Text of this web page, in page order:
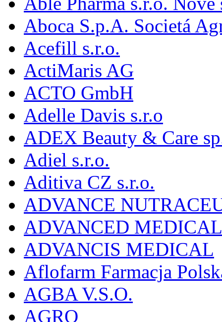
Aboca S.p.A. Societá
Acefill s.r.o.
ActiMaris AG
ACTO GmbH
Adelle Davis s.r.o
ADEX Beauty & Care
Adiel s.r.o.
Aditiva CZ s.r.o.
ADVANCE
ADVANCED
ADVANCIS MEDICAL
Aflofarm Farmacja
AGBA V.S.O.
AGRO